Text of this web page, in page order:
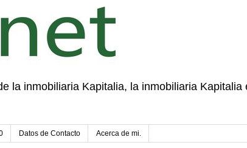
la inmobiliaria Kapitalia, la inmobiliaria Kapitalia
Datos de Contacto Acerca de mi.